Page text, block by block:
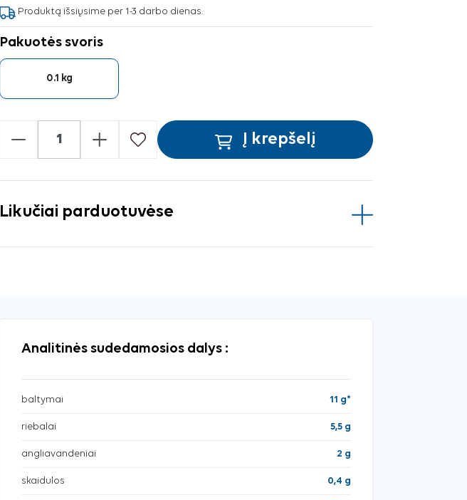
Produktą išsiųsime per 1-3 darbo dienas.
Pakuotės svoris
0.1 kg
- + Į krepšelį
Likučiai parduotuvėse
Analitinės sudedamosios dalys :
baltymai 11 g*
riebalai 5,5 g
angliavandeniai 2 g
skaidulos 0,4 g